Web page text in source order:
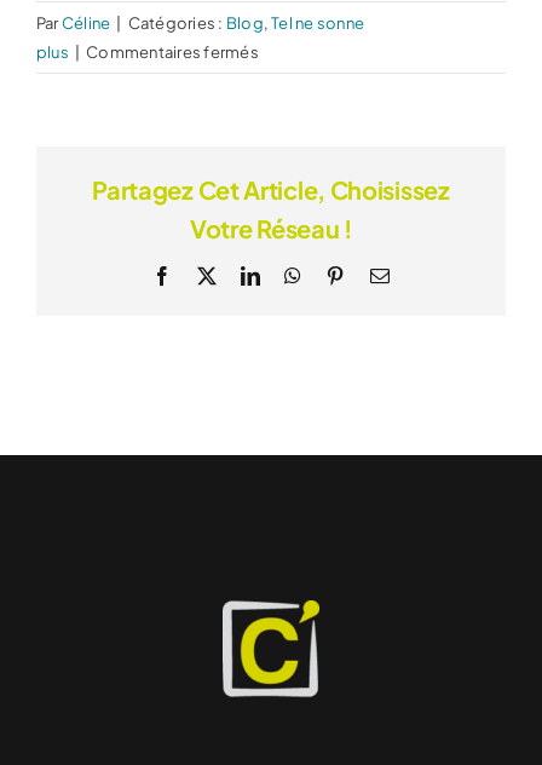
ParCéline Catégories : Blog,Tel ne sonne
plus
Commentaires ferméssur
Pourquoi
elle
moins
?
Partagez Cet Article, Choisissez
Votre Réseau !
Facebook
X LinkedInWhatsApp
PinterestEmail